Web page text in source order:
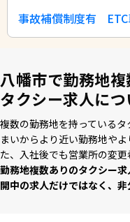
事故補償制度有
八幡市で勤務地
タクシー求人につ
複数の勤務地を持っている
まいからより近い勤務地や
た、⼊社後でも営業所の変更
勤務地複数ありのタクシー
開中の求⼈だけではなく、⾮